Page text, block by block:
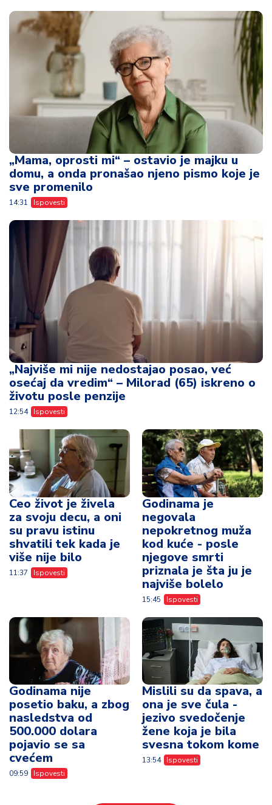
„Mama, oprosti mi“ – ostavio je majku u
domu, a onda pronašao njeno pismo koje je
sve promenilo
14:31 Ispovesti
„Najviše mi nije nedostajao posao, već
osećaj da vredim“ – Milorad (65) iskreno o
životu posle penzije
12:54 Ispovesti
Ceo život je živela
za svoju decu, a oni
su pravu istinu
shvatili tek kada je
više nije bilo
11:37 Ispovesti
Godinama je
negovala
nepokretnog muža
kod kuće - posle
njegove smrti
priznala je šta ju je
najviše bolelo
15:45 Ispovesti
Godinama nije
posetio baku, a zbog
nasledstva od
500.000 dolara
pojavio se sa
cvećem
09:59 Ispovesti
Mislili su da spava, a
ona je sve čula -
jezivo svedočenje
žene koja je bila
svesna tokom kome
13:54 Ispovesti